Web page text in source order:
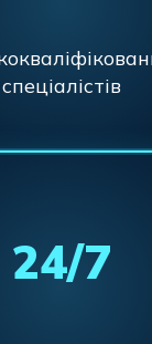
спеціалістів
24/7